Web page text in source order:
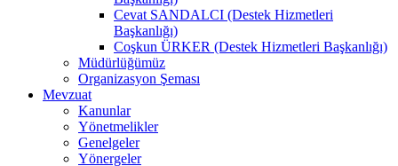
Cevat SANDALCI (Destek Hizmetleri
Başkanlığı)
Coşkun ÜRKER (Destek Hizmetleri Başkanlığı)
Müdürlüğümüz
Organizasyon Şeması
Mevzuat
Kanunlar
Yönetmelikler
Genelgeler
Yönergeler